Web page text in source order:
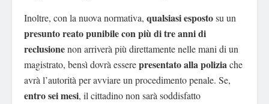
Inoltre, con la nuova normativa, qualsiasi espostosu un
presunto reato punibile con più di tre anni di
reclusionenon arriverà più direttamente nelle mani di un
magistrato, bensì dovrà esserepresentato allapoliziache
avrà l’autorità per avviare un procedimento penale. Se,
entro sei mesi, il cittadino non sarà soddisfatto